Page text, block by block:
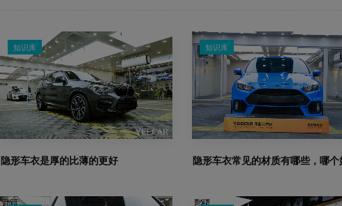
知识库
隐形车衣是厚的比薄的更好
知识库
隐形车衣常见的材质有哪些，哪个